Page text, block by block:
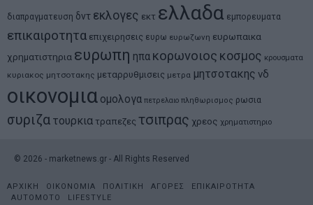
διαπραγματευση δντ εκλογες εκτ ελλαδα εμπορευματα
επικαιροτητα επιχειρησεις ευρω ευρωζωνη ευρωπαικα
χρηματιστηρια ευρωπη ηπα κορωνοιος κοσμος κρουσματα
κυριακος μητσοτακης μεταρρυθμισεις μετρα μητσοτακης νδ
οικονομια ομολογα πετρελαιο πληθωρισμος ρωσια
συριζα τουρκια τραπεζες τσιπρας χρεος χρηματιστηριο
© 2026 - marketnews.gr - All Rights Reserved
ΑΡΧΙΚΗ ΟΙΚΟΝΟΜΙΑ ΠΟΛΙΤΙΚΗ ΑΓΟΡΕΣ
ΕΠΙΚΑΙΡΟΤΗΤΑ
AUTOMOTO
LIFESTYLE